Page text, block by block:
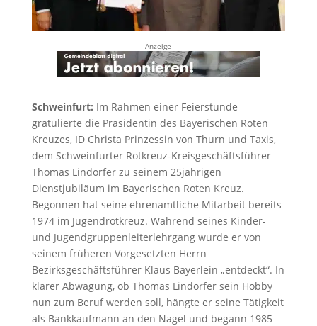
Anzeige
Schweinfurt: Im Rahmen einer Feierstunde
gratulierte die Präsidentin des Bayerischen Roten
Kreuzes, ID Christa Prinzessin von Thurn und Taxis,
dem Schweinfurter Rotkreuz-Kreisgeschäftsführer
Thomas Lindörfer zu seinem 25jährigen
Dienstjubiläum im Bayerischen Roten Kreuz.
Begonnen hat seine ehrenamtliche Mitarbeit bereits
1974 im Jugendrotkreuz. Während seines Kinder-
und Jugendgruppenleiterlehrgang wurde er von
seinem früheren Vorgesetzten Herrn
Bezirksgeschäftsführer Klaus Bayerlein „entdeckt“. In
klarer Abwägung, ob Thomas Lindörfer sein Hobby
nun zum Beruf werden soll, hängte er seine Tätigkeit
als Bankkaufmann an den Nagel und begann 1985